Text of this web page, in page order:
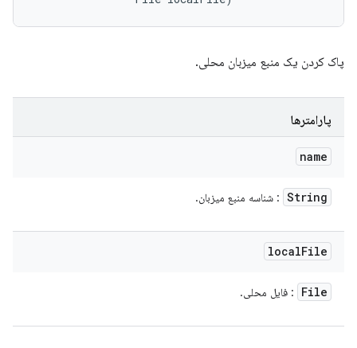
پاک کردن یک منبع میزبان محلی.
پارامترها
name
String : شناسه منبع میزبان.
localFile
File : فایل محلی.